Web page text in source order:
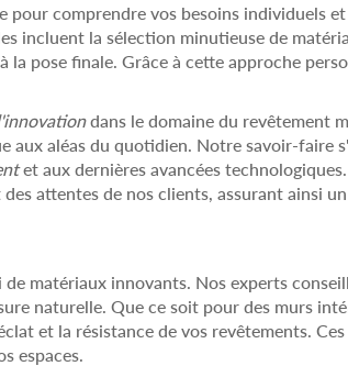
comprendre vos besoins individuels
incluent la sélection minutieuse de
pose finale. Grâce à cette approche
dans le domaine du revêtement
aux aléas du quotidien. Notre savoir-faire
et aux dernières avancées
attentes de nos clients, assurant ainsi
matériaux innovants. Nos experts
naturelle. Que ce soit pour des murs
et la résistance de vos revêtements.
espaces.